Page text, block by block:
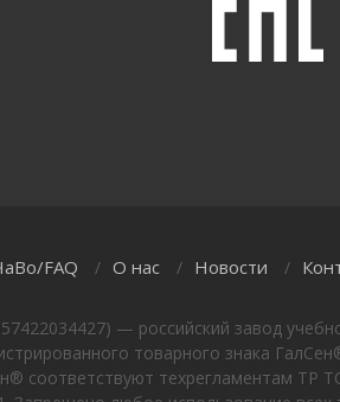
FAQ / О нас / Новости /
— российский завод
товарного знака
соответствуют техрегламентам ТР